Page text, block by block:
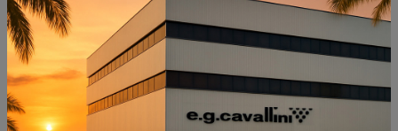
DIVANO SOLARIA
OUTDOOR